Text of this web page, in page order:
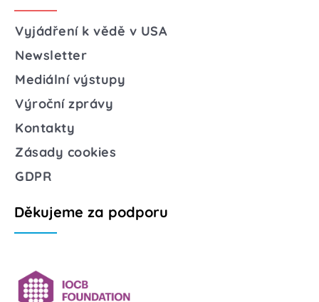
Vyjádření k vědě v USA
Newsletter
Mediální výstupy
Výroční zprávy
Kontakty
Zásady cookies
GDPR
Děkujeme za podporu